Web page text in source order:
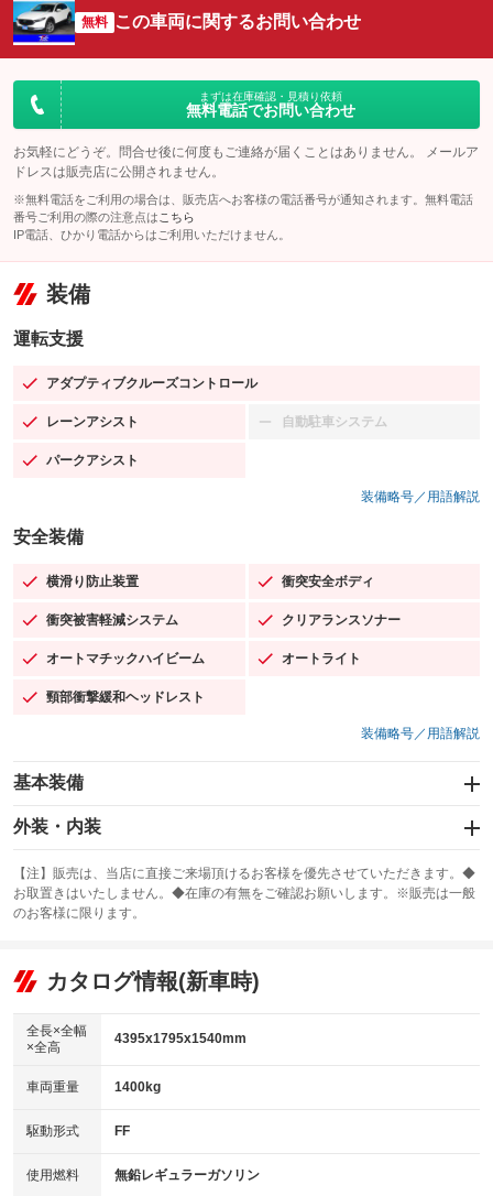
無料 この車両に関するお問い合わせ
まずは在庫確認・見積り依頼
無料電話でお問い合わせ
お気軽にどうぞ。問合せ後に何度もご連絡が届くことはありません。 メールア
ドレスは販売店に公開されません。
※無料電話をご利用の場合は、販売店へお客様の電話番号が通知されます。無料電話
番号ご利用の際の注意点は こちら
IP電話、ひかり電話からはご利用いただけません。
装備
運転支援
アダプティブクルーズコントロール
：装備あり
レーンアシスト
：装備あり 自動駐車システム
：装備なし
パークアシスト
：装備あり
装備略号／用語解説
安全装備
横滑り防止装置
：装備あり 衝突安全ボディ
：装備あり
衝突被害軽減システム
：装備あり クリアランスソナー
：装備あり
オートマチックハイビーム
：装備あり オートライト
：装備あり
頸部衝撃緩和ヘッドレスト
：装備あり
装備略号／用語解説
基本装備
エアバッグ：運転席/助手席/サイド
：装備あり
：装備なし
サンルーフ
：装備なし ABS
リフトアップ
：装備なし
：装備なし
パワーウィンドウ
アイドリングストップ
：装備あり
USB入力端子
：装備あり
100V電源
：装備なし
外装・内装
カーナビ：SDナビ
：装備あり
TV：フルセグ
：装備あり
ビジュアル：-／DVD再生
：装備あり
アルミホイール：18インチ
：装備あり
HID(キセノンライト)
バックカメラ
【注】販売は、当店に直接ご来場頂けるお客様を優先させていただきます。◆
お取置きはいたしません。◆在庫の有無をご確認お願いします。※販売は一般
のお客様に限ります。
カタログ情報(新車時)
全長×全幅
×全高
4395x1795x1540mm
車両重量 1400kg
駆動形式 FF
使用燃料 無鉛レギュラーガソリン